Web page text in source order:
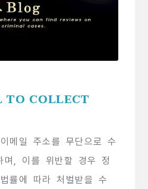
TO COLLECT
메일 주소를 무단으로 수
며, 이를 위반할 경우 정
률에 따라 처벌받을 수